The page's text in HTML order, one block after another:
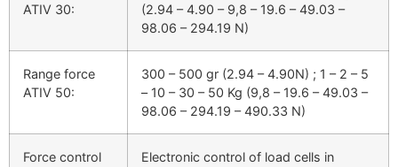
ATIV 30:
(2.94 – 4.90 – 9,8 – 19.6 – 49.03 –
98.06 – 294.19 N)
Range force
ATIV 50:
300 – 500 gr (2.94 – 4.90N) ; 1 – 2 – 5
– 10 – 30 – 50 Kg (9,8 – 19.6 – 49.03 –
98.06 – 294.19 – 490.33 N)
Force control
Electronic control of load cells in